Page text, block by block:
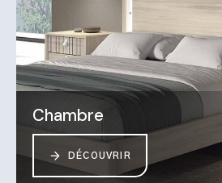
Chambre
DÉCOUVRIR